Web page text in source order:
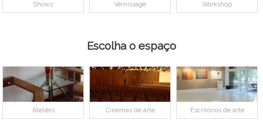
Shows Vernissage Workshop
Escolha o espaço
Ateliêrs Cinemas de arte Escritórios de arte